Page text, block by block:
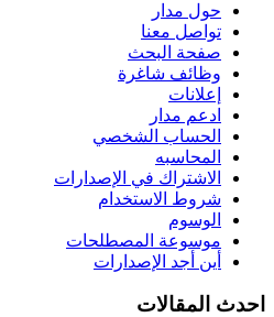
حول مدار
تواصل معنا
صفحة البحث
وظائف شاغرة
إعلانات
ادعم مدار
الحساب الشخصي
المحاسبه
الاشتراك في الإصدارات
شروط الاستخدام
الوسوم
موسوعة المصطلحات
أين أجد الإصدارات
احدث المقالات